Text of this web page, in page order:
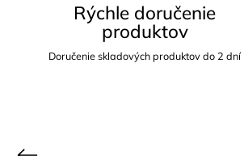
Rýchle doručenie
produktov
Doručenie skladových produktov do 2 dní